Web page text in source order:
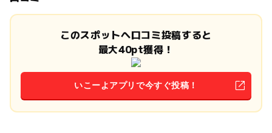
このスポットへ口コミ投稿すると
最大40pt獲得！
いこーよアプリで今すぐ投稿！